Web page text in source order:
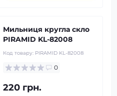
Мильниця кругла скло
PIRAMID KL-82008
Код товару: PIRAMID KL-82008
0
220 грн.